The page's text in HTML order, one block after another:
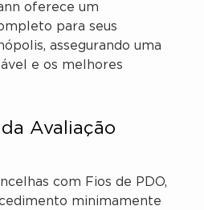
oferece um
para seus
assegurando uma
e os melhores
Avaliação
com Fios de PDO,
minimamente